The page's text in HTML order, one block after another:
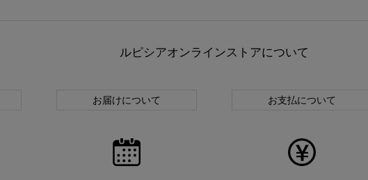
ルピシアオンラインストアについて
お届けについて お支払について